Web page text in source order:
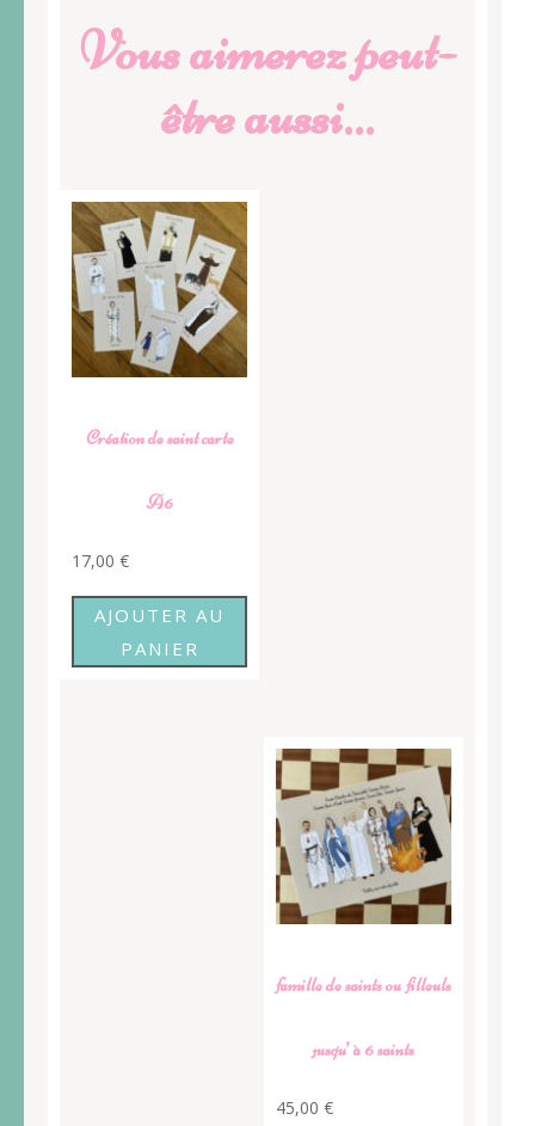
Vous aimerez peut-
être aussi…
Création de saint carte
A6
17,00 €
AJOUTER AU
PANIER
famille de saints ou filleuls
jusqu’ à 6 saints
45,00 €